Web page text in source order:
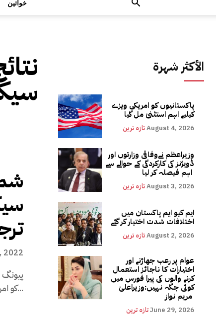
خواتین
2022
پیونگ
کو امریکہ کا ترجمان قرار دے دیا۔...
الأكثر شهرة
پاکستانیوں کو امریکی ویزے
کیلیے اہم استثنیٰ مل گیا
تازہ ترینAugust 4, 2026
وزیراعظم نےوفاقی وزارتوں اور
ڈویژنز کی کارکردگی کے حوالے سے
تازہ ترینAugust 3, 2026
ایم کیو ایم پاکستان میں
اختلافات شدت اختیار کر گئے
تازہ ترینAugust 2, 2026
عوام پر رعب جھاڑنے اور
اختیارات کا ناجائز استعمال
کرنے والوں کی پیرا فورس میں
کوئی جگہ نہیں:وزیراعلیٰ
تازہ ترینJune 29, 2026